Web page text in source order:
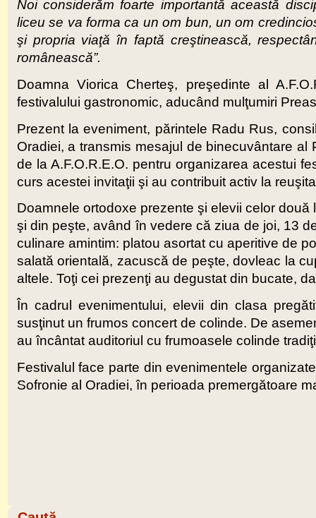
Noi considerăm foarte importantă această
liceu se va forma ca un om bun, un om
şi propria viaţă în faptă creştinească,
românească”.
Doamna Viorica Cherteş, preşedinte al
festivalului gastronomic, aducând mulţumiri
Prezent la eveniment, părintele Radu Rus,
Oradiei, a transmis mesajul de binecuvântare
de la A.F.O.R.E.O. pentru organizarea acestui
curs acestei invitaţii şi au contribuit activ la
Doamnele ortodoxe prezente şi elevii celor
şi din peşte, având în vedere că ziua de joi, 13
culinare amintim: platou asortat cu aperitive de
salată orientală, zacuscă de peşte, dovleac la
altele. Toţi cei prezenţi au degustat din bucate,
În cadrul evenimentului, elevii din clasa
susţinut un frumos concert de colinde. De
au încântat auditoriul cu frumoasele colinde
Festivalul face parte din evenimentele
Sofronie al Oradiei, în perioada premergătoare